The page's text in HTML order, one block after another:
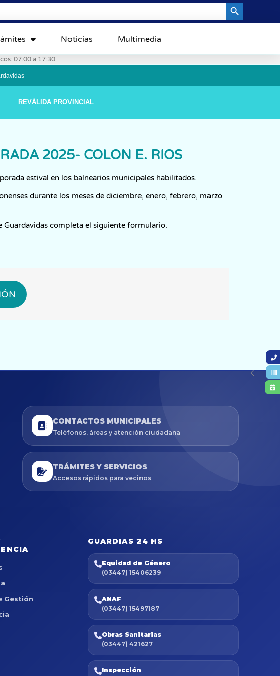
Noticias Multimedia
07:00 a 17:30
REVÁLIDA PROVINCIAL
2025- COLON E. RIOS
estival en los balnearios municipales habilitados.
durante los meses de diciembre, enero, febrero, marzo
completa el siguiente formulario.
CONTACTOS MUNICIPALES
Teléfonos, áreas y atención ciudadana
TRÁMITES Y SERVICIOS
Accesos rápidos para vecinos
Gestión
GUARDIAS 24 HS
Equidad de Género
(03447) 15406239
ANAF
(03447) 15497187
Obras Sanitarias
(03447) 421627
Inspección